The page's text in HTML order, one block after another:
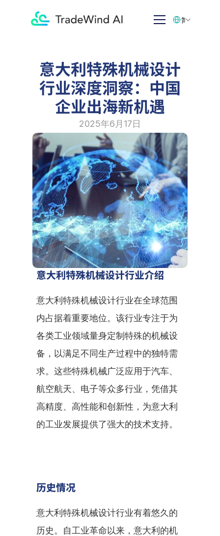
意大利特殊机械设计
行业深度洞察：中国
企业出海新机遇
2025年6月17日
意大利特殊机械设计行业介绍
意大利特殊机械设计行业在全球范围
内占据着重要地位。该行业专注于为
各类工业领域量身定制特殊的机械设
备，以满足不同生产过程中的独特需
求。这些特殊机械广泛应用于汽车、
航空航天、电子等众多行业，凭借其
高精度、高性能和创新性，为意大利
的工业发展提供了强大的技术支持。
历史情况
意大利特殊机械设计行业有着悠久的
历史。自工业革命以来，意大利的机
简体中文